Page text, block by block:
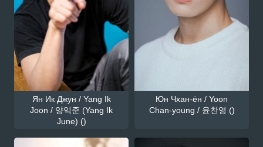
Ян Ик Джун / Yang Ik
Joon / 양익준 (Yang Ik
June) ()
Юн Чхан-ён / Yoon
Chan-young / 윤찬영 ()